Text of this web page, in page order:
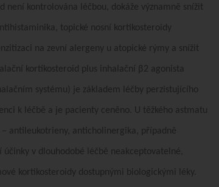
kontrolována léčbou, dokáže významně snížit
topické nosní kortikosteroidy
na zevní alergeny u atopické rýmy a snížit
kortikosteroid plus inhalační β 2 agonista
systému) je základem léčby perzistujícího
k léčbě a je pacienty ceněno. U těžkého astmatu
antileukotrieny, anticholinergika, případně
účinky v dlouhodobé léčbě neakceptovatelné,
kortikosteroidy dostupnými biologickými léky.